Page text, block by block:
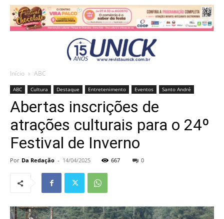
Início ABC
ABC Cultura Destaque Entretenimento Eventos Santo André
Abertas inscrições de
atrações culturais para o 24º
Festival de Inverno
Por Da Redação - 14/04/2025 667 0